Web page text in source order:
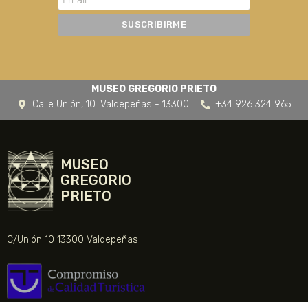
MUSEO GREGORIO PRIETO
Calle Unión, 10. Valdepeñas - 13300
+34 926 324 965
MUSEO
GREGORIO
PRIETO
C/Unión 10 13300 Valdepeñas